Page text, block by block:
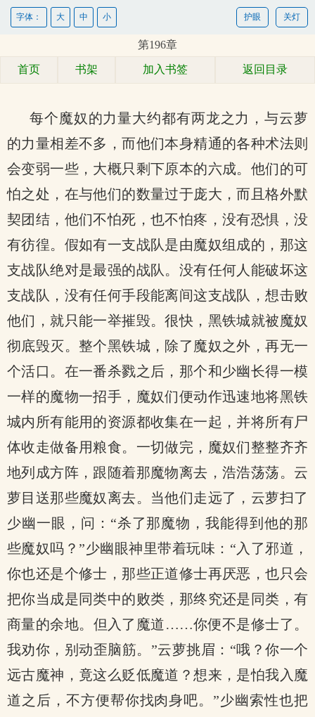
关灯
护眼
字体： 大 中 小
第196章
首页 书架 加入书签 返回目录
每个魔奴的力量大约都有两龙之力，与云萝
的力量相差不多，而他们本身精通的各种术法则
会变弱一些，大概只剩下原本的六成。他们的可
怕之处，在与他们的数量过于庞大，而且格外默
契团结，他们不怕死，也不怕疼，没有恐惧，没
有彷徨。假如有一支战队是由魔奴组成的，那这
支战队绝对是最强的战队。没有任何人能破坏这
支战队，没有任何手段能离间这支战队，想击败
他们，就只能一举摧毁。很快，黑铁城就被魔奴
彻底毁灭。整个黑铁城，除了魔奴之外，再无一
个活口。在一番杀戮之后，那个和少幽长得一模
一样的魔物一招手，魔奴们便动作迅速地将黑铁
城内所有能用的资源都收集在一起，并将所有尸
体收走做备用粮食。一切做完，魔奴们整整齐齐
地列成方阵，跟随着那魔物离去，浩浩荡荡。云
萝目送那些魔奴离去。当他们走远了，云萝扫了
少幽一眼，问：“杀了那魔物，我能得到他的那
些魔奴吗？”少幽眼神里带着玩味：“入了邪道，
你也还是个修士，那些正道修士再厌恶，也只会
把你当成是同类中的败类，那终究还是同类，有
商量的余地。但入了魔道……你便不是修士了。
我劝你，别动歪脑筋。”云萝挑眉：“哦？你一个
远古魔神，竟这么贬低魔道？想来，是怕我入魔
道之后，不方便帮你找肉身吧。”少幽索性也把